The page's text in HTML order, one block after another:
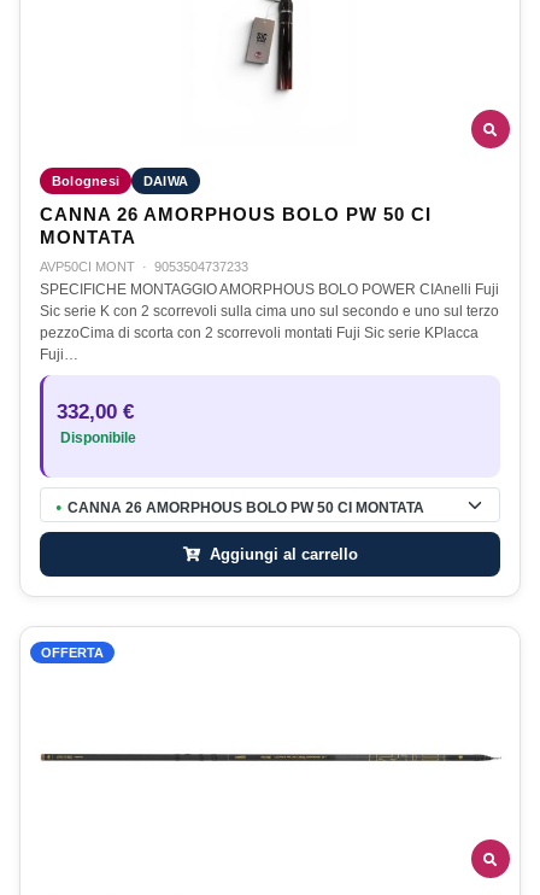
Bolognesi DAIWA
CANNA 26 AMORPHOUS BOLO PW 50 CI
MONTATA
AVP50CI MONT · 9053504737233
SPECIFICHE MONTAGGIO AMORPHOUS BOLO POWER CIAnelli Fuji
Sic serie K con 2 scorrevoli sulla cima uno sul secondo e uno sul terzo
pezzoCima di scorta con 2 scorrevoli montati Fuji Sic serie KPlacca
Fuji…
332,00 €
Disponibile
● CANNA 26 AMORPHOUS BOLO PW 50 CI MONTATA
Aggiungi al carrello
OFFERTA